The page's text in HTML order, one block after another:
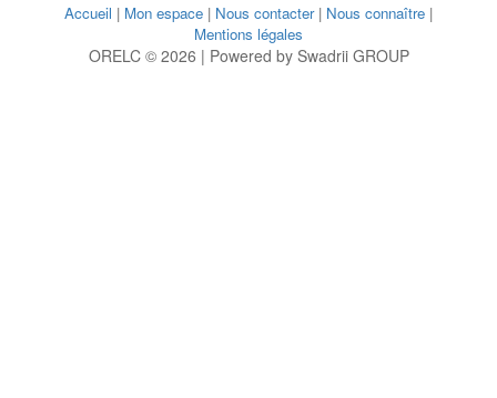
Accueil | Mon espace | Nous contacter| Nous connaître |
Mentions légales
ORELC © 2026 | Powered by Swadrii GROUP